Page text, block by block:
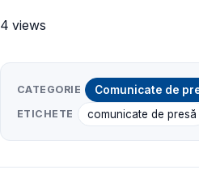
4 views
CATEGORIE Comunicate de
ETICHETE comunicate de presă